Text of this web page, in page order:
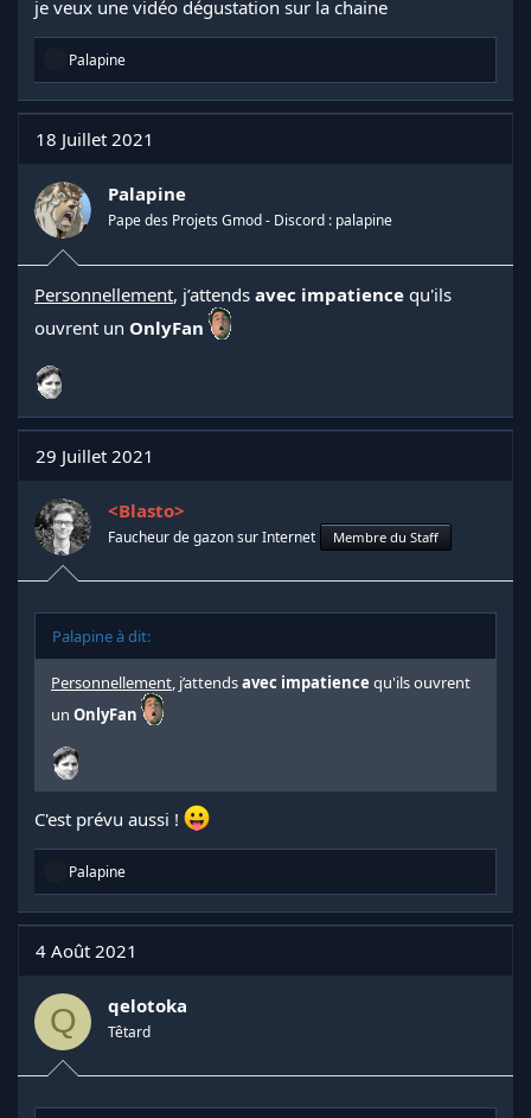
je veux une vidéo dégustation sur la chaine
R
a
c
t
i
n
s
:
Palapine
18 Juillet 2021
Palapine
Pape des Projets Gmod - Discord : palapine
Personnellement, j’attends avec impatience qu'ils
ouvrent un OnlyFan
29 Juillet 2021
<Blasto>
Faucheur de gazon sur Internet Membre du Staff
Palapine à dit:
Personnellement , j’attendsavec impatience qu'ils ouvrent
un OnlyFan
C'est prévu aussi !
R
a
c
t
i
n
s
:
Palapine
4 Août 2021
Q qelotoka
Têtard